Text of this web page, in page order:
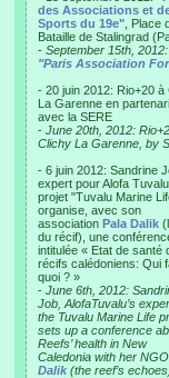
des Associations et
Sports du 19e" , Place
Bataille de Stalingrad
- September 15th, 2012:
"Paris Association
- 20 juin 2012: Rio+20 à
La Garenne en
avec la SERE
- June 20th, 2012:
Clichy La Garenne, by
- 6 juin 2012: Sandrine
expert pour Alofa
projet "Tuvalu Marine
organise, avec son
association Pala Dalik
du récif), une
intitulée « Etat de santé
récifs calédoniens: Qui
quoi ? »
- June 6th, 2012:
Job, AlofaTuvalu’s
the Tuvalu Marine Life
sets up a conference
Reefs’ health in New
Caledonia with her
Dalik (the reef’s